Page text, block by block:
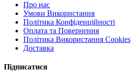
Про нас
Умови Використання
Політика Конфіденційності
Оплата та Повернення
Політика Використання Cookies
Доставка
Підписатися